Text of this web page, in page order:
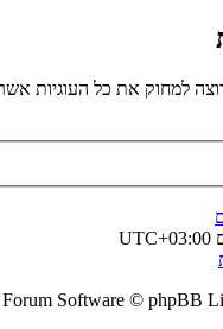
למחוק את כל העוגיות אשר
UTC+03:00
Software © phpBB